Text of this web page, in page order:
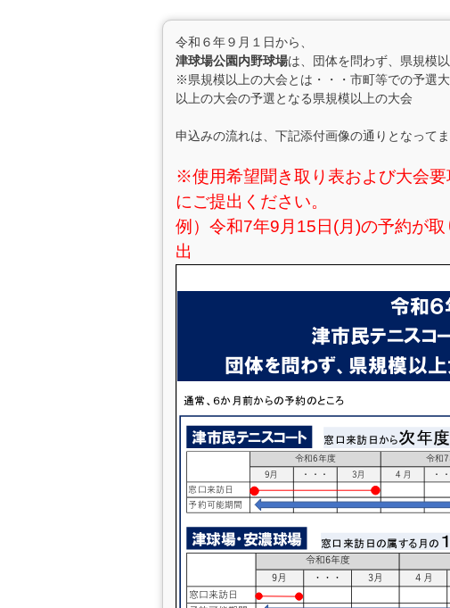
令和６年９月１日から、
津球場公園内野球場は、団体を問わず、県規模
※県規模以上の大会とは・・・市町等での予選
以上の大会の予選となる県規模以上の大会
申込みの流れは、下記添付画像の通りとなってま
※使用希望聞き取り表および大会
にご提出ください。
例）令和7年9月15日(月)の予約が
出